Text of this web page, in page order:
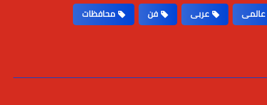
عالمى عربى فن
محافظات